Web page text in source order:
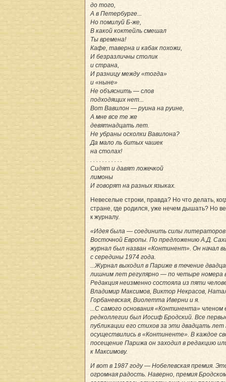
до того,
А в Петербурге...
Но помилуй Б-же,
В какой коктейль смешал
Ты времена!
Кафе, таверна и кабак похожи,
И безразличны столик
и страна,
И разницу между «тогда»
и «ныне»
Не объяснить — слов
подходящих нет...
Вот Вавилон — руина на руине,
А мне все те же
девятнадцать лет.
Не убраны осколки Вавилона?
Да мало ль битых чашек
на столах!
Сидят и давят ложечкой
лимоны
И говорят на разных языках.
Невеселые строки, правда? Но что делать,
стране, где родился, уже нечем дышать? Но
к журналу.
«Идея была — соединить силы литераторов
Восточной Европы. По предложению А.Д.
журнал был назван «Континент». Он начал
с середины 1974 года.
...Журнал выходил в Париже в течение
лишним лет регулярно — по четыре номера
Редакция неизменно состояла из пяти
Владимир Максимов, Виктор Некрасов,
Горбаневская, Виолетта Иверни и я.
...С самого основания «Континента» членом
редколлегии был Иосиф Бродский. Все
публикации его стихов за эти двадцать
осуществились в «Континенте». В каждое
посещение Парижа он заходил в редакцию
к Максимову.
И вот в 1987 году — Нобелевская премия.
огромная радость. Наверно, премия